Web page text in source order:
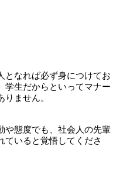
となれば必ず身につけてお
学生だからといってマナー
ません。
や態度でも、社会人の先輩
ていると覚悟してくださ